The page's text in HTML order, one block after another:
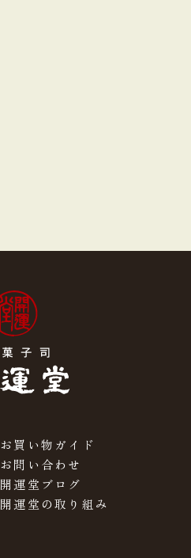
お買い物ガイド
お問い合わせ
開運堂ブログ
開運堂の取り組み